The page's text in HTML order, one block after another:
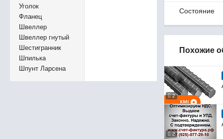
Уголок
Фланец
Швеллер
Швеллер гнутый
Шестигранник
Шпилька
Шпунт Ларсена
Состояние
Похожие
2
2